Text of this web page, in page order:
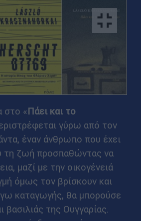
στο «Πάει και το
γύρω από τον
έναν άνθρωπο που έχει
τη ζωή προσπαθώντας να
μαζί με την οικογένειά
όμως τον βρίσκουν και
καταγωγής, θα μπορούσε
βασιλιάς της Ουγγαρίας.